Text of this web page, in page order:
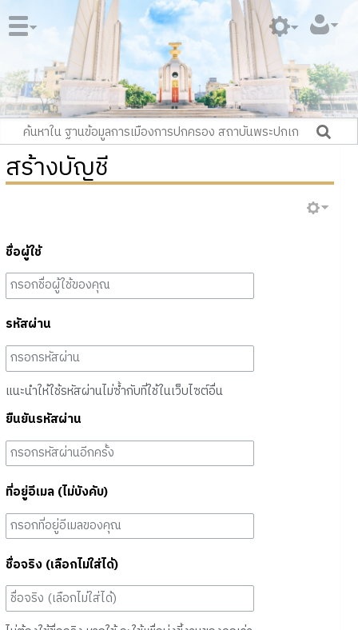
สร้างบัญชี
ชื่อผู้ใช้
รหัสผ่าน
แนะนำให้ใช้รหัสผ่านไม่ซ้ำกับที่ใช้ในเว็บไซต์อื่น
ยืนยันรหัสผ่าน
ที่อยู่อีเมล (ไม่บังคับ)
ชื่อจริง (เลือกไม่ใส่ได้)